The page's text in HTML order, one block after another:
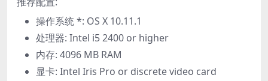
操作系统 *: OS X 10.11.1
处理器: Intel i5 2400 or higher
内存: 4096 MB RAM
显卡: Intel Iris Pro or discrete video card